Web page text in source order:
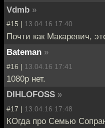
Vdmb »
#15 | 13.04.16 17:40
Почти как Макаревич,
Bateman »
#16 | 13.04.16 17:41
1080p нет.
DIHLOFOSS »
#17 | 13.04.16 17:48
КОгда про Семью